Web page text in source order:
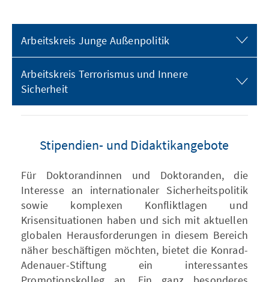
Arbeitskreis Junge Außenpolitik
Arbeitskreis Terrorismus und Innere
Sicherheit
Stipendien- und Didaktikangebote
Für Doktorandinnen und Doktoranden, die
Interesse an internationaler Sicherheitspolitik
sowie komplexen Konfliktlagen und
Krisensituationen haben und sich mit aktuellen
globalen Herausforderungen in diesem Bereich
näher beschäftigen möchten, bietet die Konrad-
Adenauer-Stiftung ein interessantes